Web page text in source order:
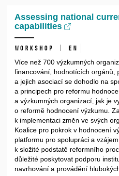
Assessing national
capabilities
Workshop | EN
Více než 700 výzkumných
financování, hodnotících orgánů,
a jejich asociací se dohodlo na
a principech pro reformu
a výzkumných organizací, jak je
o reformě hodnocení výzkumu.
k implementaci změn ve svých
Koalice pro pokrok v hodnocení
platformu pro spolupráci a
k složité podstatě reformního
důležité poskytovat podporu
navrhování a provádění